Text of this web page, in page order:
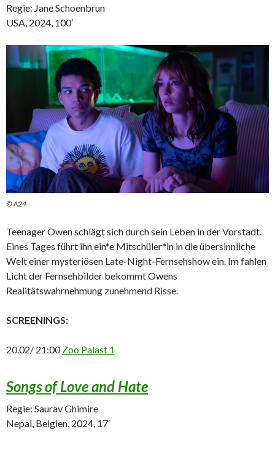
Regie: Jane Schoenbrun
USA, 2024, 100′
© A24
Teenager Owen schlägt sich durch sein Leben in der Vorstadt.
Eines Tages führt ihn ein*e Mitschüler*in in die übersinnliche
Welt einer mysteriösen Late-Night-Fernsehshow ein. Im fahlen
Licht der Fernsehbilder bekommt Owens
Realitätswahrnehmung zunehmend Risse.
SCREENINGS:
20.02/ 21:00Zoo Palast 1
Songs of Love and Hate
Regie: Saurav Ghimire
Nepal, Belgien, 2024, 17′